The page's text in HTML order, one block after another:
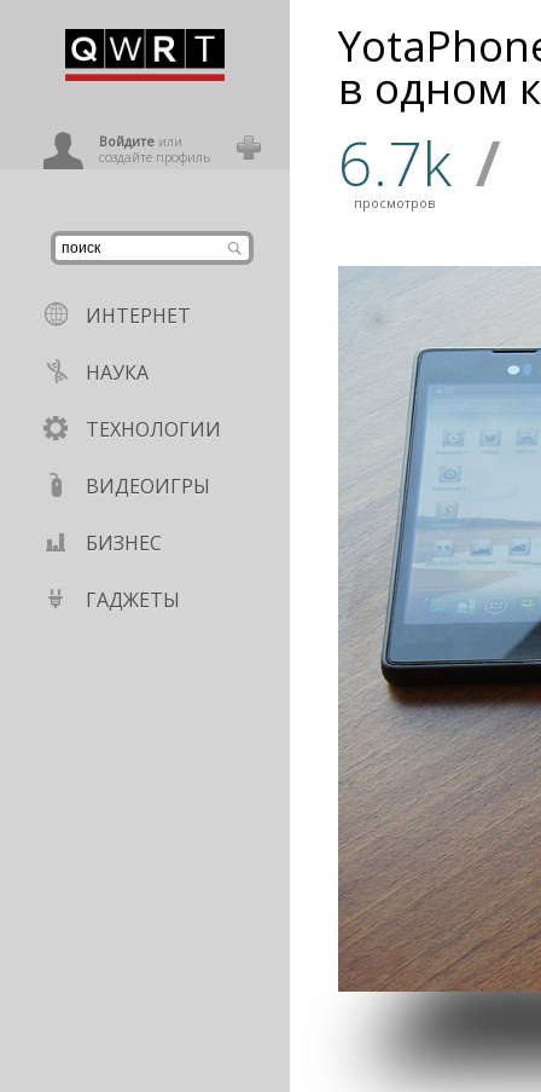
Войдитеили
создайте профиль
ИНТЕРНЕТ
НАУКА
ТЕХНОЛОГИИ
ВИДЕОИГРЫ
БИЗНЕС
ГАДЖЕТЫ
в одном
6.7k
просмотров /